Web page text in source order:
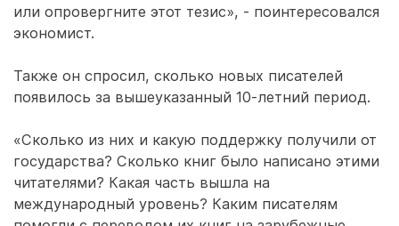
или опровергните этот тезис», - поинтересовался
экономист.
Также он спросил, сколько новых писателей
появилось за вышеуказанный 10-летний период.
«Сколько из них и какую поддержку получили от
государства? Сколько книг было написано этими
читателями? Какая часть вышла на
международный уровень? Каким писателям